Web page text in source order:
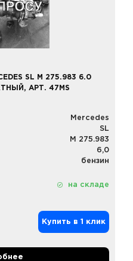
SL M 275.983 6.0
АРТ. 47MS
Mercedes
SL
M 275.983
6,0
бензин
на складе
Купить в 1 клик